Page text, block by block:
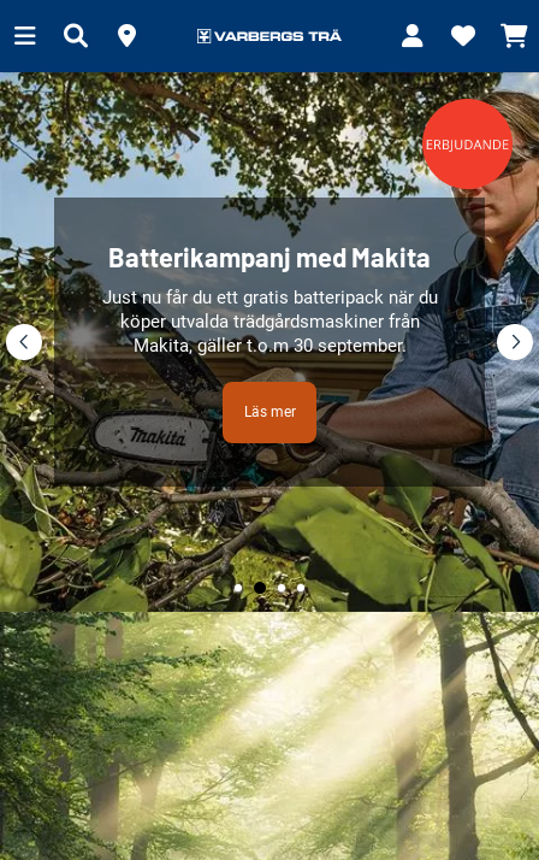
Batterikampanj med Makita
Just nu får du ett gratis batteripack när du
köper utvalda trädgårdsmaskiner från
Makita, gäller t.o.m 30 september.
Läs mer